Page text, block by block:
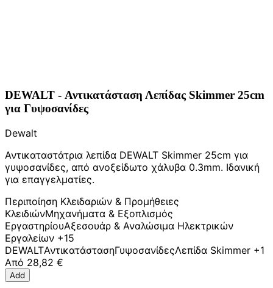
DEWALT - Αντικατάσταση Λεπίδας Skimmer 25cm
για Γυψοσανίδες
Dewalt
Αντικαταστάτρια λεπίδα DEWALT Skimmer 25cm για
γυψοσανίδες, από ανοξείδωτο χάλυβα 0.3mm. Ιδανική
για επαγγελματίες.
Περιποίηση Κλειδαριών & Προμήθειες
ΚλειδιώνΜηχανήματα & Εξοπλισμός
ΕργαστηρίουΑξεσουάρ & Αναλώσιμα Ηλεκτρικών
Εργαλείων +15
DEWALTΑντικατάστασηΓυψοσανίδεςΛεπίδα Skimmer +1
Από 28,82 €
Add